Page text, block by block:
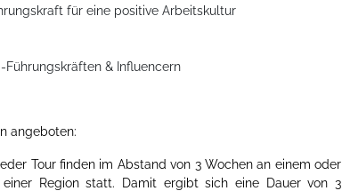
für eine positive Arbeitskultur
& Influencern
angeboten:
Tour finden im Abstand von 3 Wochen an einem oder
Region statt. Damit ergibt sich eine Dauer von 3